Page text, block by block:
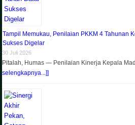
Tampil Memukau, Penilaian PKKM 4 Tahunan
Sukses Digelar
30 Juli 2026
Pitalah, Humas — Penilaian Kinerja Kepala
selengkapnya...]]